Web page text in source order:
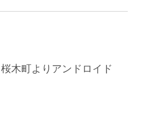
木町よりアンドロイド